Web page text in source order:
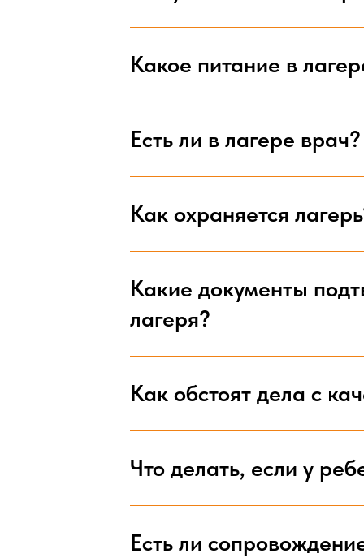
Какое питание в
Есть ли в лагере врач?
Как охраняется
Какие документы
лагеря?
Как обстоят дела с
Что делать, если у
Есть ли